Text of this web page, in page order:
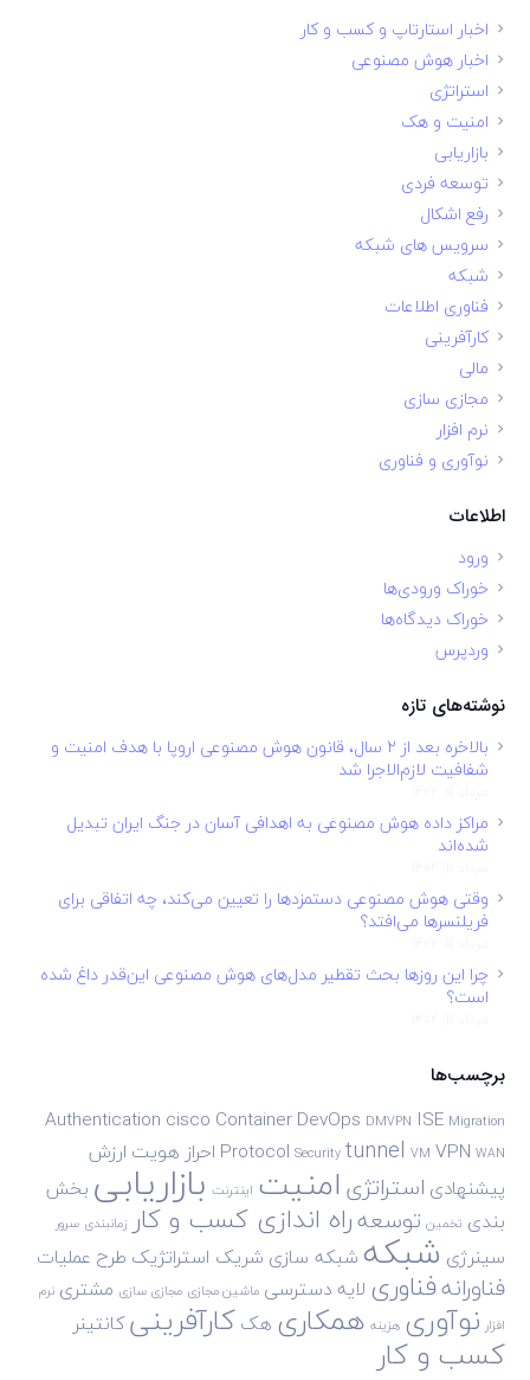
اخبار استارتاپ و کسب و کار
اخبار هوش مصنوعی
استراتژی
امنیت و هک
بازاریابی
توسعه فردی
رفع اشکال
سرویس های شبکه
شبکه
فناوری اطلاعات
کارآفرینی
مالی
مجازی سازی
نرم افزار
نوآوری و فناوری
اطلاعات
ورود
خوراک ورودی‌ها
خوراک دیدگاه‌ها
وردپرس
نوشته‌های تازه
بالاخره بعد از ۲ سال، قانون هوش مصنوعی اروپا با هدف امنیت و
شفافیت لازم‌الاجرا شد
مراکز داده هوش مصنوعی به اهدافی آسان در جنگ ایران تبدیل
شده‌اند
وقتی هوش مصنوعی دستمزدها را تعیین می‌کند، چه اتفاقی برای
فریلنسرها می‌افتد؟
چرا این روزها بحث تقطیر مدل‌های هوش مصنوعی این‌قدر داغ شده
است؟
برچسب‌ها
Authentication cisco ContainerDevOps DMVPN ISE Migration
Protocol Security tunnel VM VPN WAN احراز هویت ارزش
پیشنهادی استراتژی امنیت اینترنت بازاریابیبخش
بندی تخمین توسعهراه اندازی کسب و کار زمانبندی سرور
سینرژی شبکه شبکه سازی شریک استراتژیک طرح عملیات
فناورانهفناوری لایه دسترسی ماشین مجازی مجازی سازی مشتری نرم
افزار نوآوری هزینه همکاری هککارآفرینیکانتینر
کسب و کار